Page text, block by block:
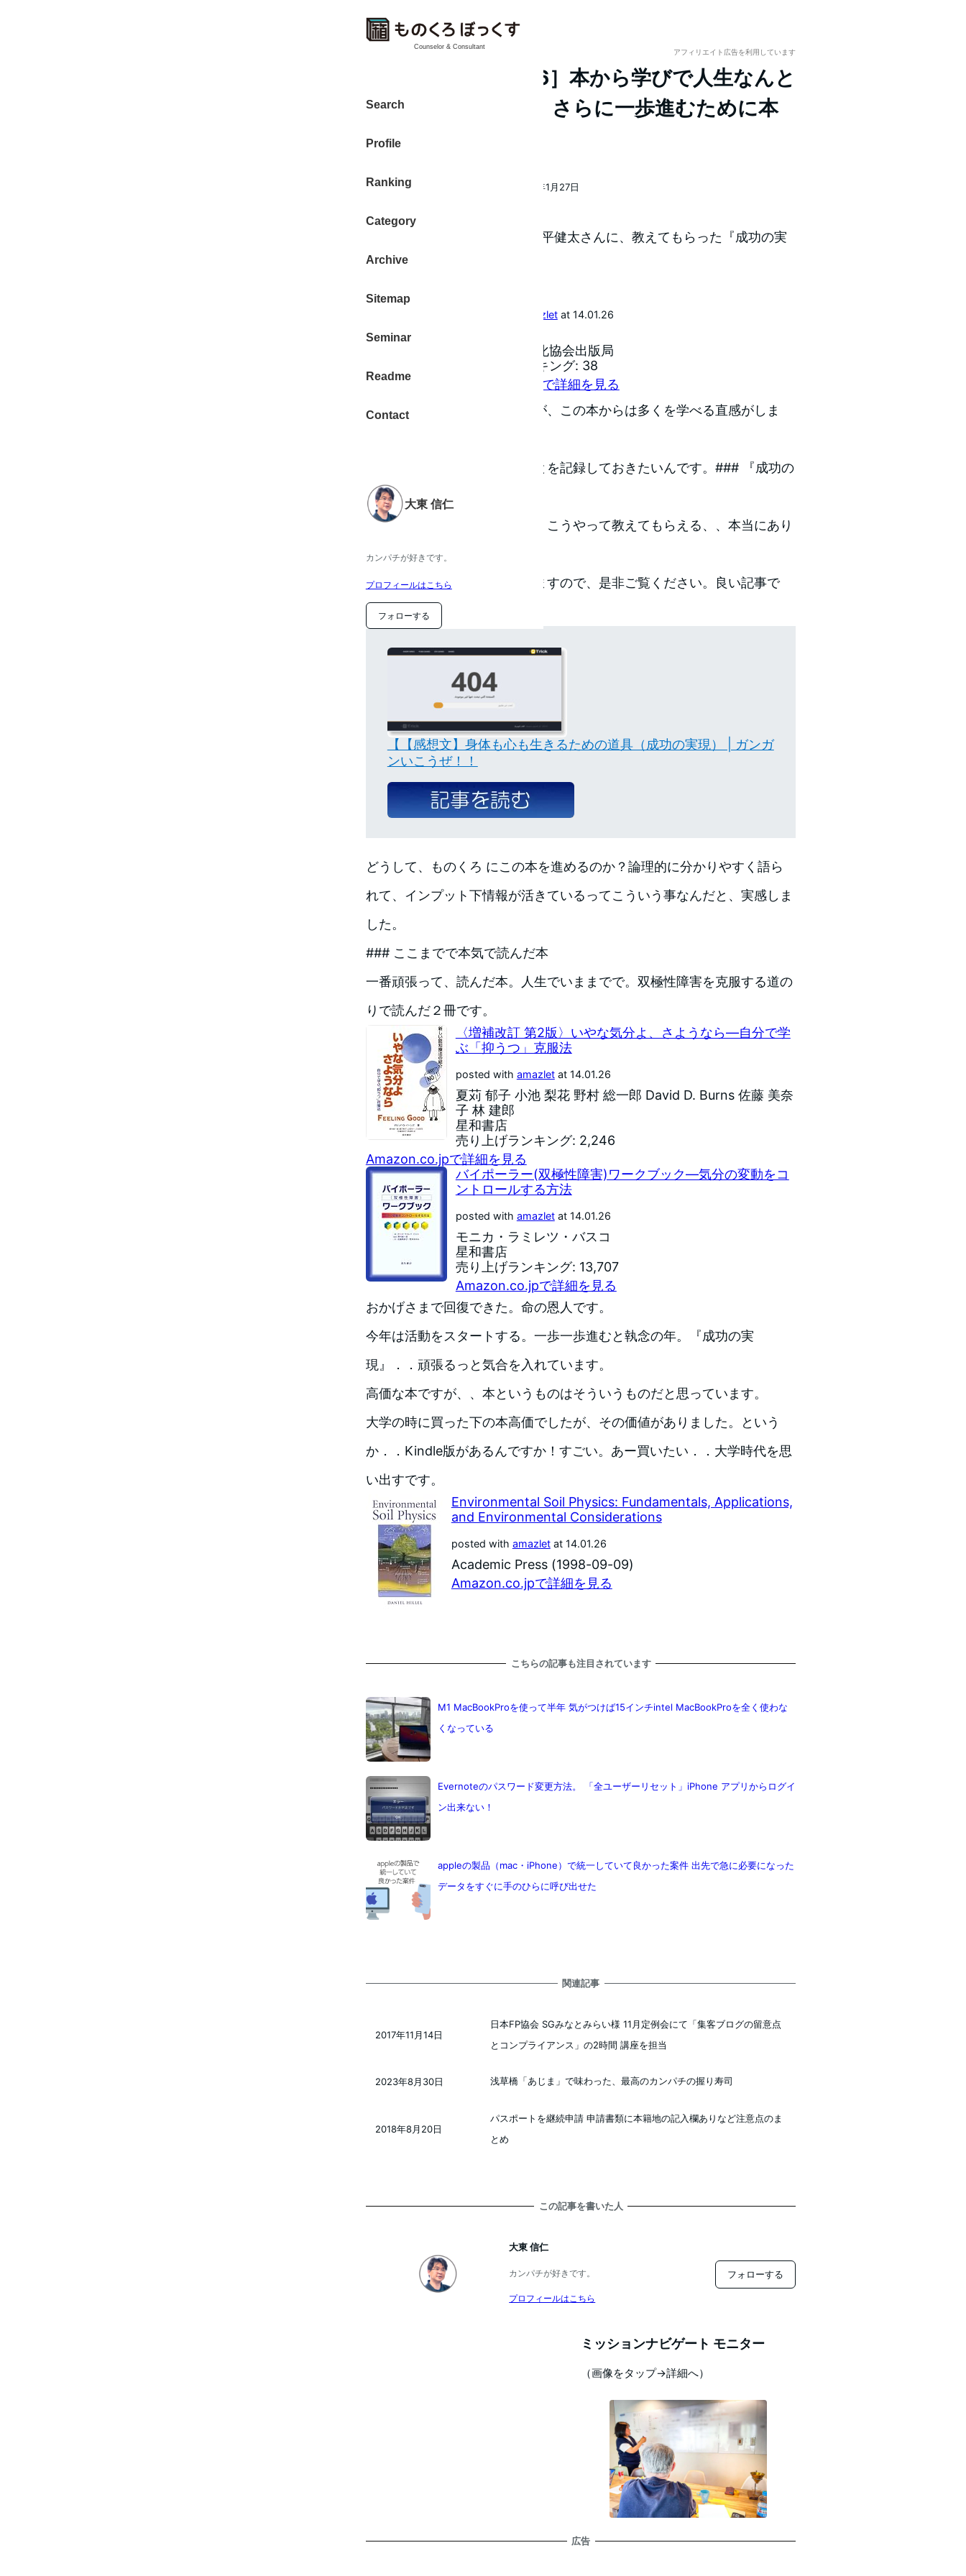
Counselor & Consultant
Search
Profile
Ranking
Category
Archive
Sitemap
Seminar
Readme
Contact
大東 信仁
カンパチが好きです。
プロフィールはこちら
フォローする
アフィリエイト広告を利用しています
［日刊 2014-01-26］本から学びで人生なんと
かなった。なので、さらに一歩進むために本
を
2014年1月27日
者
大東 信仁（ものくろ）
中平健太さんに、教えてもらった『成功の実
現』を購入しました。
amazletat 14.01.26
日本経営合理化協会出版局
売り上げランキング: 38
Amazon.co.jpで詳細を見る
まだ、手元に届いていませんが、この本からは多くを学べる直感がしま
なので、今日買ったということを記録しておきたいんです。 ### 『成功の
実現』
全く知りませんでした。でも、こうやって教えてもらえる、、本当にあり
がたい事です。
詳しくはこちらに書かれていますので、是非ご覧ください。良い記事で
す。
【【感想文】身体も心も生きるための道具（成功の実現） | ガンガ
ンいこうぜ！！
どうして、ものくろ にこの本を進めるのか？論理的に分かりやすく語ら
れて、インプット下情報が活きているってこういう事なんだと、実感しま
した。
### ここまでで本気で読んだ本
一番頑張って、読んだ本。人生でいままでで。双極性障害を克服する道の
りで読んだ２冊です。
〈増補改訂 第2版〉いやな気分よ、さようなら―自分で学
ぶ「抑うつ」克服法
posted with amazletat 14.01.26
夏苅 郁子 小池 梨花 野村 総一郎 David D. Burns 佐藤 美奈
子 林 建郎
星和書店
売り上げランキング: 2,246
Amazon.co.jpで詳細を見る
バイポーラー(双極性障害)ワークブック―気分の変動をコ
ントロールする方法
posted with amazletat 14.01.26
モニカ・ラミレツ・バスコ
星和書店
売り上げランキング: 13,707
Amazon.co.jpで詳細を見る
おかげさまで回復できた。命の恩人です。
今年は活動をスタートする。一歩一歩進むと執念の年。『成功の実
現』．．頑張るっと気合を入れています。
高価な本ですが、、本というものはそういうものだと思っています。
大学の時に買った下の本高価でしたが、その価値がありました。という
か．．Kindle版があるんですか！すごい。あー買いたい．．大学時代を思
い出すです。
Environmental Soil Physics: Fundamentals, Applications,
and Environmental Considerations
posted with amazletat 14.01.26
Academic Press (1998-09-09)
Amazon.co.jpで詳細を見る
こちらの記事も注目されています
M1 MacBookProを使って半年 気がつけば15インチintel MacBookProを全く使わな
くなっている
Evernoteのパスワード変更方法。 「全ユーザーリセット」iPhone アプリからログイ
ン出来ない！
appleの製品（mac・iPhone）で統一していて良かった案件 出先で急に必要になった
データをすぐに手のひらに呼び出せた
関連記事
日本FP協会 SGみなとみらい様 11月定例会にて「集客ブログの留意点
とコンプライアンス」の2時間 講座を担当
2017年11月14日
浅草橋「あじま」で味わった、最高のカンパチの握り寿司
2023年8月30日
パスポートを継続申請 申請書類に本籍地の記入欄ありなど注意点のま
とめ
2018年8月20日
この記事を書いた人
大東 信仁
カンパチが好きです。
プロフィールはこちら
フォローする
ミッションナビゲート モニター
（画像をタップ→詳細へ）
広告